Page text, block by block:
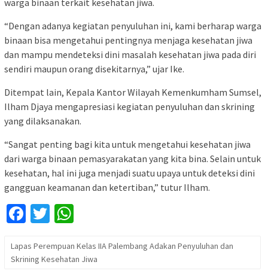
warga binaan terkait kesehatan jiwa.
“Dengan adanya kegiatan penyuluhan ini, kami berharap warga
binaan bisa mengetahui pentingnya menjaga kesehatan jiwa
dan mampu mendeteksi dini masalah kesehatan jiwa pada diri
sendiri maupun orang disekitarnya,” ujar Ike.
Ditempat lain, Kepala Kantor Wilayah Kemenkumham Sumsel,
Ilham Djaya mengapresiasi kegiatan penyuluhan dan skrining
yang dilaksanakan.
“Sangat penting bagi kita untuk mengetahui kesehatan jiwa
dari warga binaan pemasyarakatan yang kita bina. Selain untuk
kesehatan, hal ini juga menjadi suatu upaya untuk deteksi dini
gangguan keamanan dan ketertiban,” tutur Ilham.
Facebook
Twitter
Lapas Perempuan Kelas IIA Palembang Adakan Penyuluhan dan
Skrining Kesehatan Jiwa